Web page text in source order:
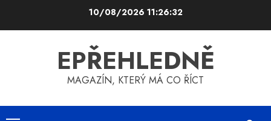
10/08/2026 11:26:32
EPŘEHLEDNĚ
MAGAZÍN, KTERÝ MÁ CO ŘÍCT